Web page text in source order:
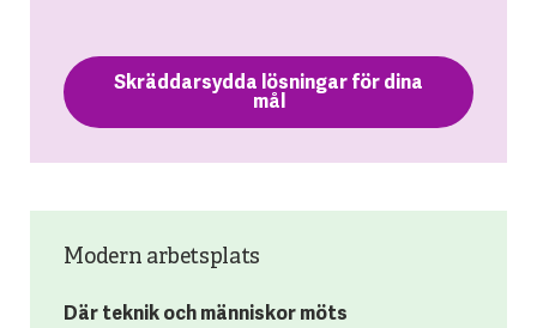
Skräddarsydda lösningar för dina
mål
Modern arbetsplats
Där teknik och människor möts